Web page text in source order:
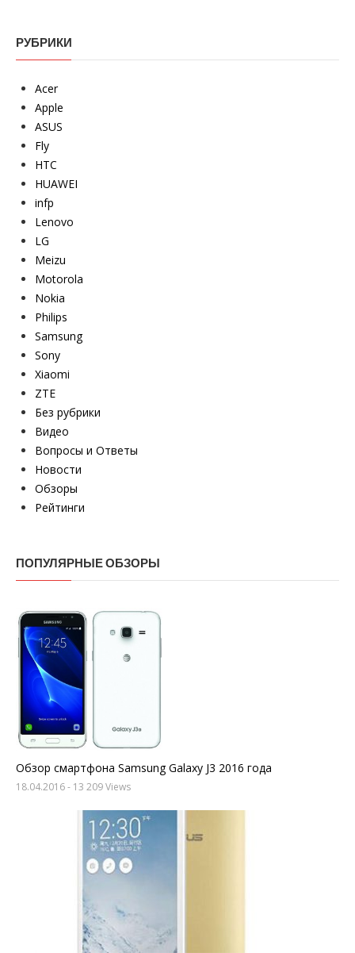
РУБРИКИ
Acer
Apple
ASUS
Fly
HTC
HUAWEI
infp
Lenovo
LG
Meizu
Motorola
Nokia
Philips
Samsung
Sony
Xiaomi
ZTE
Без рубрики
Видео
Вопросы и Ответы
Новости
Обзоры
Рейтинги
ПОПУЛЯРНЫЕ ОБЗОРЫ
Обзор смартфона Samsung Galaxy J3 2016 года
18.04.2016- 13 209 Views